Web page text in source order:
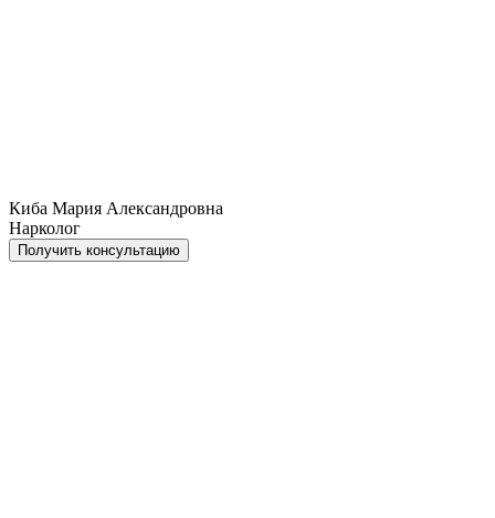
Киба Мария Александровна
Нарколог
Получить консультацию